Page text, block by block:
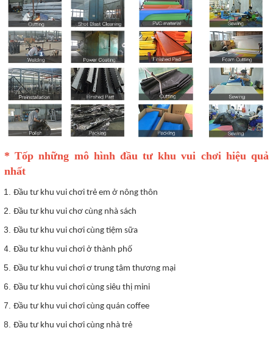
* Tốp những mô hình đầu tư khu vui chơi hiệu quả
nhất
Đầu tư khu vui chơi trẻ em ở nông thôn
Đầu tư khu vui chơ cùng nhà sách
Đầu tư khu vui chơi cùng tiệm sữa
Đầu tư khu vui chơi ở thành phố
Đầu tư khu vui chơi ơ trung tâm thương mại
Đầu tư khu vui chơi cùng siêu thị mini
Đầu tư khu vui chơi cùng quán coffee
Đầu tư khu vui chơi cùng nhà trẻ